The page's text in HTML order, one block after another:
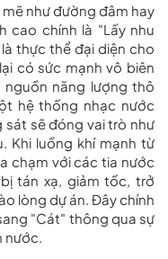
như đường đâm hay
cao chính là "Lấy nhu
thực thể đại diện cho
có sức mạnh vô biên
năng lượng thô
hệ thống nhạc nước
sẽ đóng vai trò như
Khi luồng khí mạnh từ
chạm với các tia nước
tán xạ, giảm tốc, trở
lòng dự án. Đây chính
"Cát" thông qua sự
nước